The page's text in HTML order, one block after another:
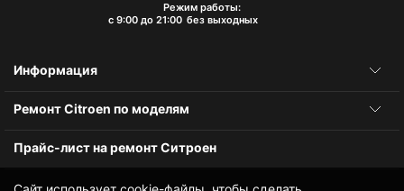
Режим работы:
с 9:00 до 21:00 без выходных
Информация
Ремонт Citroen по моделям
Прайс-лист на ремонт Ситроен